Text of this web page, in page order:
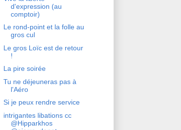
d'expression (au
comptoir)
Le rond-point et la folle au
gros cul
Le gros Loïc est de retour
!
La pire soirée
Tu ne déjeuneras pas à
l'Aéro
Si je peux rendre service
intrigantes libations cc
@Hipparkhos